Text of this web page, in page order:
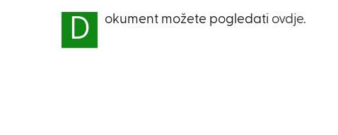
D okument možete pogledati ovdje.